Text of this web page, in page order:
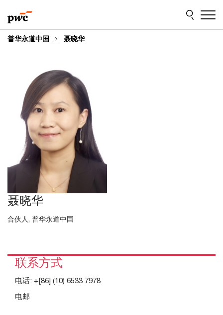
to
content
to
footer
普华永道中国 聂晓华
聂晓华
合伙人, 普华永道中国
联系方式
电话: +[86] (10) 6533 7978
电邮